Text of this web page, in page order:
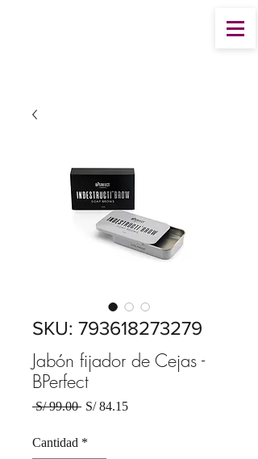
SKU: 793618273279
Jabón fijador de Cejas -
BPerfect
S/ 99.00 Precio
S/ 84.15Precio
Cantidad *